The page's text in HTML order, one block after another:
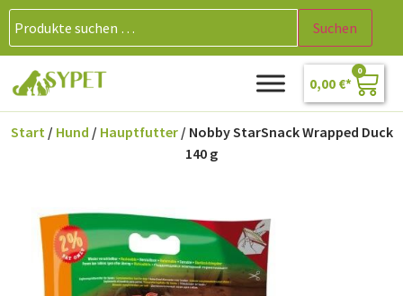
Suchen
0,00 €
0
Start/ Hund / Hauptfutter/ Nobby StarSnack Wrapped Duck
140 g